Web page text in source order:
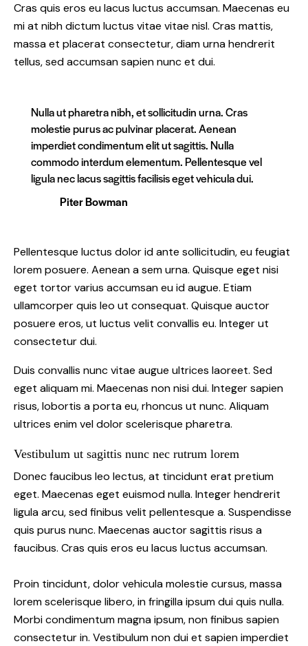
Cras quis eros eu lacus luctus accumsan. Maecenas eu
mi at nibh dictum luctus vitae vitae nisl. Cras mattis,
massa et placerat consectetur, diam urna hendrerit
tellus, sed accumsan sapien nunc et dui.
Nulla ut pharetra nibh, et sollicitudin urna. Cras
molestie purus ac pulvinar placerat. Aenean
imperdiet condimentum elit ut sagittis. Nulla
commodo interdum elementum. Pellentesque vel
ligula nec lacus sagittis facilisis eget vehicula dui.
Piter Bowman
Pellentesque luctus dolor id ante sollicitudin, eu feugiat
lorem posuere. Aenean a sem urna. Quisque eget nisi
eget tortor varius accumsan eu id augue. Etiam
ullamcorper quis leo ut consequat. Quisque auctor
posuere eros, ut luctus velit convallis eu. Integer ut
consectetur dui.
Duis convallis nunc vitae augue ultrices laoreet. Sed
eget aliquam mi. Maecenas non nisi dui. Integer sapien
risus, lobortis a porta eu, rhoncus ut nunc. Aliquam
ultrices enim vel dolor scelerisque pharetra.
Vestibulum ut sagittis nunc nec rutrum lorem
Donec faucibus leo lectus, at tincidunt erat pretium
eget. Maecenas eget euismod nulla. Integer hendrerit
ligula arcu, sed finibus velit pellentesque a. Suspendisse
quis purus nunc. Maecenas auctor sagittis risus a
faucibus. Cras quis eros eu lacus luctus accumsan.
Proin tincidunt, dolor vehicula molestie cursus, massa
lorem scelerisque libero, in fringilla ipsum dui quis nulla.
Morbi condimentum magna ipsum, non finibus sapien
consectetur in. Vestibulum non dui et sapien imperdiet